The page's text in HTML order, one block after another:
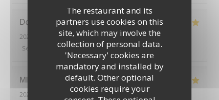
The restaurant and its
partners use cookies on this
site, which may involve the
collection of personal data.
'Necessary' cookies are
mandatory and installed by
default. Other optional
cookies require your
Douglas
2026-08-02
- 12:15 - Guests 6
Service
/5 Ambiance: 5/5 Food: 4/5 Value:5/5
MICKAEL
2026-08-01
- 19:45 - Guests 2